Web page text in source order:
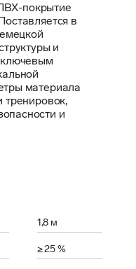
покрытие
в
и
ключевым
материала
тренировок,
и
1,8 м
≥ 25 %